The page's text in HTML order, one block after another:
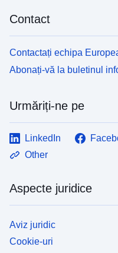
Contact
Contactați echipa
Abonați-vă la buletinul
Urmăriți-ne pe
LinkedIn
Other
Aspecte juridice
Aviz juridic
Cookie-uri